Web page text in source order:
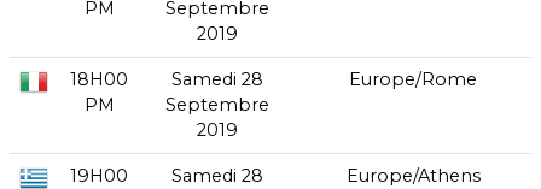
PM
Septembre
2019
18H00
PM
Samedi 28
Septembre
2019
Europe/Rome
19H00
Samedi 28
Europe/Athens